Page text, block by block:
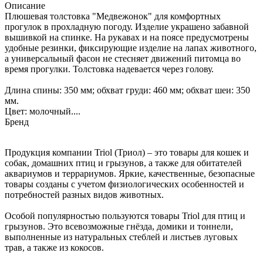
Описание
Плюшевая толстовка "Медвежонок" для комфортных
прогулок в прохладную погоду. Изделие украшено забавной
вышивкой на спинке. На рукавах и на поясе предусмотрены
удобные резинки, фиксирующие изделие на лапах животного,
а универсальный фасон не стесняет движений питомца во
время прогулки. Толстовка надевается через голову.
Длина спины: 350 мм; обхват груди: 460 мм; обхват шеи: 350
мм.
Цвет: молочный....
Бренд
Продукция компании Triol (Триол) – это товары для кошек и
собак, домашних птиц и грызунов, а также для обитателей
аквариумов и террариумов. Яркие, качественные, безопасные
товары созданы с учетом физиологических особенностей и
потребностей разных видов животных.
Особой популярностью пользуются товары Triol для птиц и
грызунов. Это всевозможные гнёзда, домики и тоннели,
выполненные из натуральных стеблей и листьев луговых
трав, а также из кокосов.